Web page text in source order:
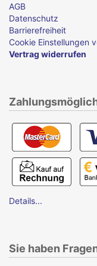
AGB
Datenschutz
Barrierefreiheit
Cookie Einstellungen
Vertrag widerrufen
Details...
Sie haben